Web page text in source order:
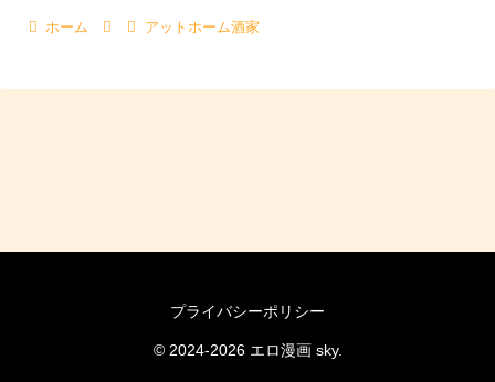
ホーム アットホーム酒家
プライバシーポリシー
© 2024-2026 エロ漫画 sky.